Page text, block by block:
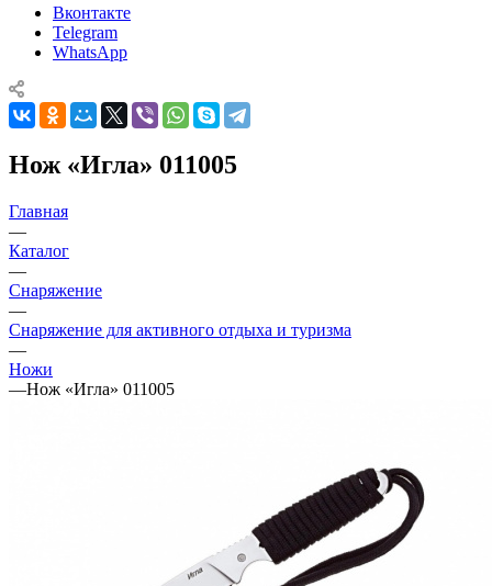
Вконтакте
Telegram
WhatsApp
Нож «Игла» 011005
Главная
—
Каталог
—
Снаряжение
—
Снаряжение для активного отдыха и туризма
—
Ножи
—Нож «Игла» 011005